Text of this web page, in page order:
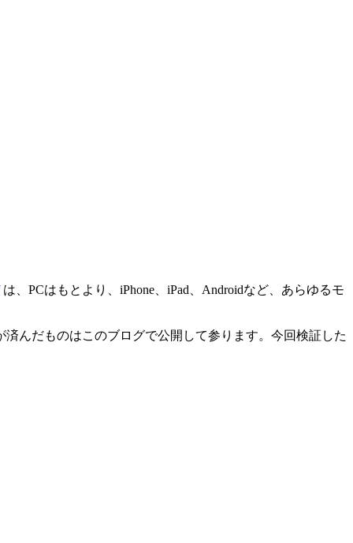
は、PCはもとより、iPhone、iPad、Androidなど、あらゆるモ
んだものはこのブログで公開して参ります。今回検証した